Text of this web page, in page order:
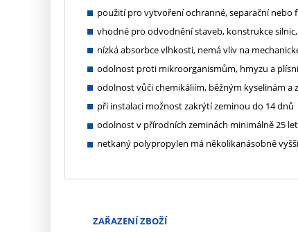
použití pro vytvoření ochranné, separační
vhodné pro odvodnění staveb, konstrukce
nízká absorbce vlhkosti, nemá vliv na
odolnost proti mikroorganismům, hmyzu a
odolnost vůči chemikáliím, běžným kyselinám a
při instalaci možnost zakrýtí zeminou do 14 dnů
odolnost v přírodních zeminách minimálně 25 let
netkaný polypropylen má několikanásobně
ZAŘAZENÍ ZBOŽÍ